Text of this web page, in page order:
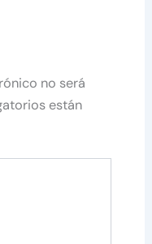
no será
están